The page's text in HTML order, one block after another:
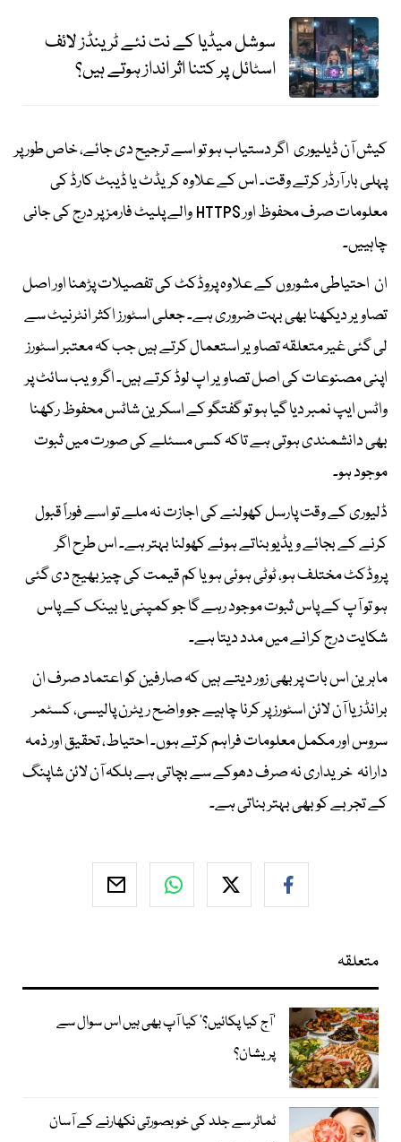
سوشل میڈیا کے نت نئے ٹرینڈز لائف
اسٹائل پر کتنا اثر انداز ہوتے ہیں؟
کیش آن ڈیلیوری اگر دستیاب ہو تو اسے ترجیح دی جائے، خاص طور پر
پہلی بار آرڈر کرتے وقت۔ اس کے علاوہ کریڈٹ یا ڈیبٹ کارڈ کی
معلومات صرف محفوظ اور HTTPS والے پلیٹ فارمز پر درج کی جانی
چاہییں۔
ان احتیاطی مشوروں کے علاوہ پروڈکٹ کی تفصیلات پڑھنا اور اصل
تصاویر دیکھنا بھی بہت ضروری ہے۔ جعلی اسٹورز اکثر انٹرنیٹ سے
لی گئی غیر متعلقہ تصاویر استعمال کرتے ہیں جب کہ معتبر اسٹورز
اپنی مصنوعات کی اصل تصاویر اپ لوڈ کرتے ہیں۔ اگر ویب سائٹ پر
واٹس ایپ نمبر دیا گیا ہو تو گفتگو کے اسکرین شاٹس محفوظ رکھنا
بھی دانشمندی ہوتی ہے تاکہ کسی مسئلے کی صورت میں ثبوت
موجود ہو۔
ڈلیوری کے وقت پارسل کھولنے کی اجازت نہ ملے تو اسے فوراً قبول
کرنے کے بجائے ویڈیو بناتے ہوئے کھولنا بہتر ہے۔ اس طرح اگر
پروڈکٹ مختلف ہو، ٹوٹی ہوئی ہو یا کم قیمت کی چیز بھیج دی گئی
ہو تو آپ کے پاس ثبوت موجود رہے گا جو کمپنی یا بینک کے پاس
شکایت درج کرانے میں مدد دیتا ہے۔
ماہرین اس بات پر بھی زور دیتے ہیں کہ صارفین کو اعتماد صرف ان
برانڈز یا آن لائن اسٹورز پر کرنا چاہیے جو واضح ریٹرن پالیسی، کسٹمر
سروس اور مکمل معلومات فراہم کرتے ہوں۔ احتیاط، تحقیق اور ذمہ
دارانہ خریداری نہ صرف دھوکے سے بچاتی ہے بلکہ آن لائن شاپنگ
کے تجربے کو بھی بہتر بناتی ہے۔
متعلقہ
’آج کیا پکائیں؟‘ کیا آپ بھی ہیں اس سوال سے
پریشان؟
ٹماٹر سے جلد کی خوبصورتی نکھارنے کے آسان